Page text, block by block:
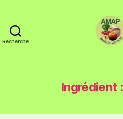
Recherche
Ingrédient :